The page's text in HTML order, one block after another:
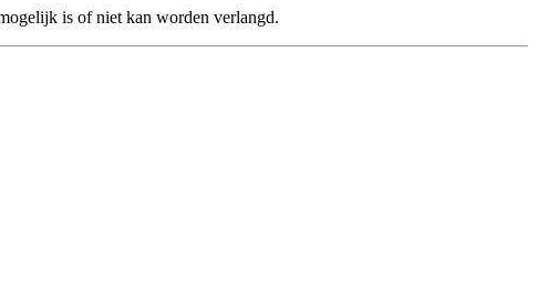
is of niet kan worden verlangd.